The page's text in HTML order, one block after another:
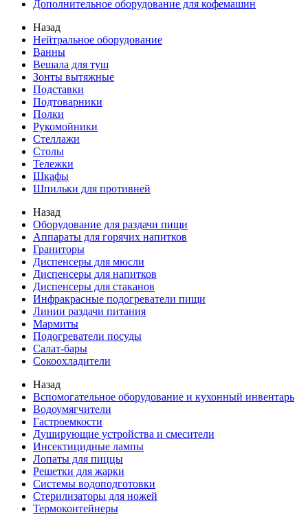
Дополнительное оборудование для кофемашин
Назад
Нейтральное оборудование
Ванны
Вешала для туш
Зонты вытяжные
Подставки
Подтоварники
Полки
Рукомойники
Стеллажи
Столы
Тележки
Шкафы
Шпильки для противней
Назад
Оборудование для раздачи пищи
Аппараты для горячих напитков
Граниторы
Диспенсеры для мюсли
Диспенсеры для напитков
Диспенсеры для стаканов
Инфракрасные подогреватели пищи
Линии раздачи питания
Мармиты
Подогреватели посуды
Салат-бары
Сокоохладители
Назад
Вспомогательное оборудование и кухонный инвентарь
Водоумягчители
Гастроемкости
Душирующие устройства и смесители
Инсектицидные лампы
Лопаты для пиццы
Решетки для жарки
Системы водоподготовки
Стерилизаторы для ножей
Термоконтейнеры